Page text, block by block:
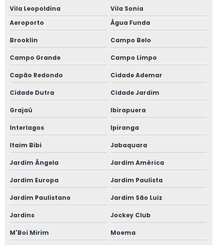
Vila Leopoldina
Vila Sonia
Aeroporto
Água Funda
Brooklin Campo Belo
Campo Grande Campo Limpo
Capão Redondo Cidade Ademar
Cidade Dutra Cidade Jardim
Grajaú Ibirapuera
Interlagos Ipiranga
Itaim Bibi Jabaquara
Jardim Ângela Jardim América
Jardim Europa Jardim Paulista
Jardim Paulistano Jardim São Luiz
Jardins Jockey Club
M'Boi Mirim Moema